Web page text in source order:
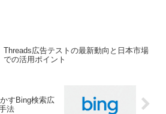
Threads広告テストの最新動向と日本市場
での活用ポイント
すBing検索広
法